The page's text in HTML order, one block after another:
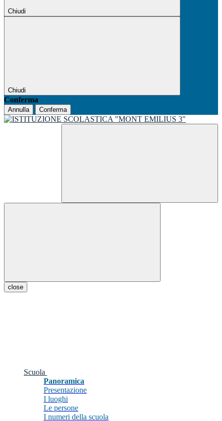
Chiudi
Chiudi
Conferma
Annulla Conferma
close
Scuola
Panoramica
Presentazione
I luoghi
Le persone
I numeri della scuola